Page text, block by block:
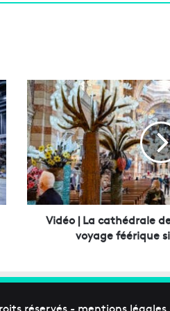
V
i
d
é
o
|
L
a
c
d
a
Vidéo | La cathédrale
voyage féérique
réservés - mentions légales